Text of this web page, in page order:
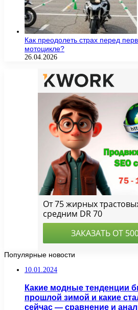
Как преодолеть страх перед
мотоцикле?
26.04.2026
Популярные новости
10.01.2024
Какие модные тенденции
прошлой зимой и какие
сейчас — сравнение и